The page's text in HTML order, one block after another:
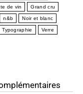
de vin Grand cru
n&b Noir et blanc
Typographie Verre